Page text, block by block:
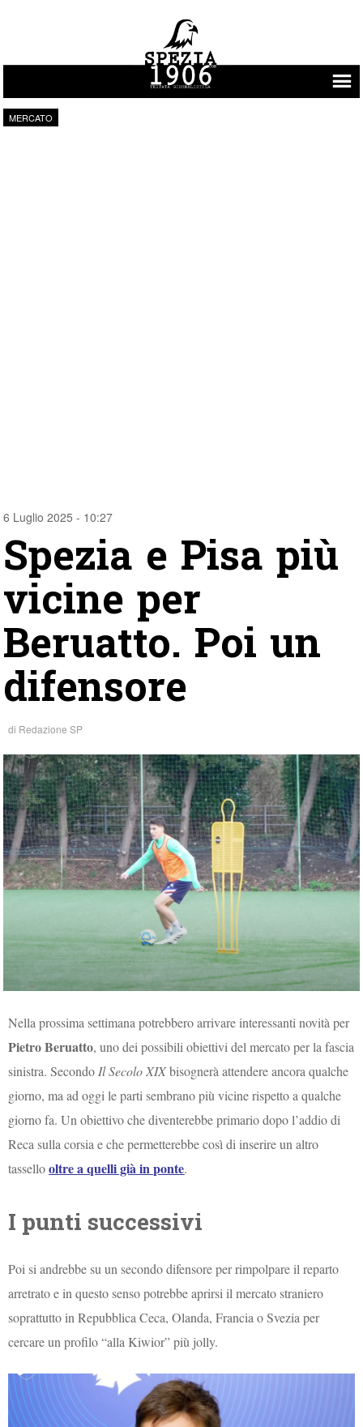
Vai al contenuto
MERCATO
6 Luglio 2025 - 10:27
Spezia e Pisa più
vicine per
Beruatto. Poi un
difensore
di Redazione SP
Nella prossima settimana potrebbero arrivare interessanti novità per
Pietro Beruatto, uno dei possibili obiettivi del mercato per la fascia
sinistra. Secondo Il Secolo XIXbisognerà attendere ancora qualche
giorno, ma ad oggi le parti sembrano più vicine rispetto a qualche
giorno fa. Un obiettivo che diventerebbe primario dopo l’addio di
Reca sulla corsia e che permetterebbe così di inserire un altro
tassellooltre a quelli già in ponte.
I punti successivi
Poi si andrebbe su un secondo difensore per rimpolpare il reparto
arretrato e in questo senso potrebbe aprirsi il mercato straniero
soprattutto in Repubblica Ceca, Olanda, Francia o Svezia per
cercare un profilo “alla Kiwior” più jolly.